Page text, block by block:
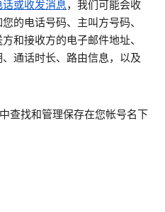
或收发消息，我们可能会收
的电话号码、主叫方号码、
和接收方的电子邮件地址、
通话时长、路由信息，以及
查找和管理保存在您帐号名下